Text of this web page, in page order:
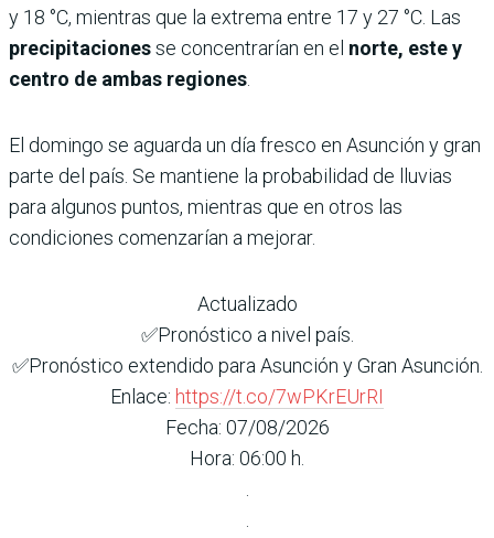
y 18 °C, mientras que la extrema entre 17 y 27 °C. Las
precipitacionesse concentrarían en el norte, este y
centro de ambas regiones
El domingo se aguarda un día fresco en Asunción y gran
parte del país. Se mantiene la probabilidad de lluvias
para algunos puntos, mientras que en otros las
condiciones comenzarían a mejorar.
Actualizado
✅Pronóstico a nivel país.
✅Pronóstico extendido para Asunción y Gran Asunción.
Enlace: https://t.co/7wPKrEUrRI
Fecha: 07/08/2026
Hora: 06:00 h.